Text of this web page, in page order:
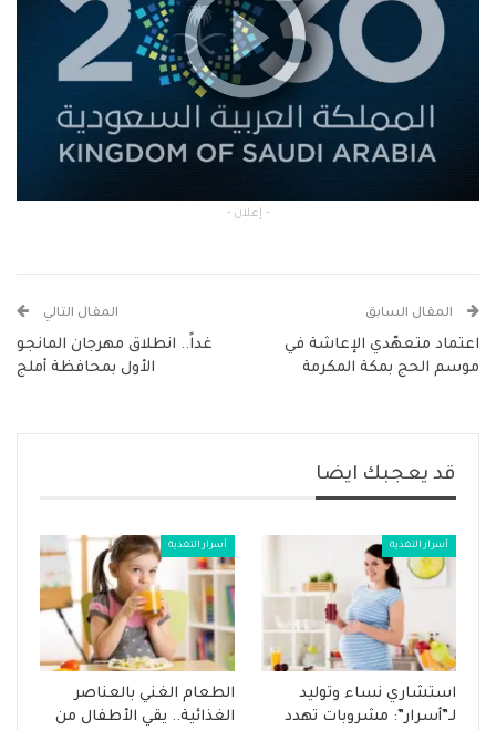
- إعلان -
المقال السابق
اعتماد متعهّدي الإعاشة في
موسم الحج بمكة المكرمة
المقال التالي
غداً.. انطلاق مهرجان المانجو
الأول بمحافظة أملج
قد يعجبك ايضا
أسرار التغذية
استشاري نساء وتوليد
لـ”أسرار”: مشروبات تهدد
أسرار التغذية
الطعام الغني بالعناصر
الغذائية.. يقي الأطفال من